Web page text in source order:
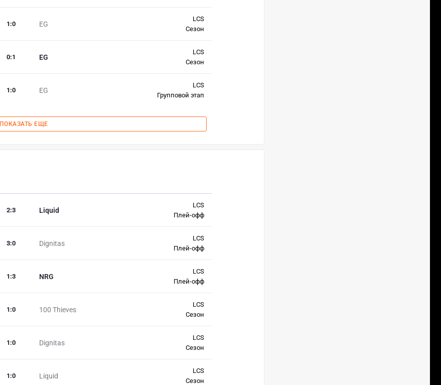
EG
1 :0
LCS
Сезон
EG
0:1
LCS
Сезон
EG
1 :0
LCS
Групповой этап
ПОКАЗАТЬ ЕЩЕ
Liquid
2:3
LCS
Плей-офф
Dignitas
3:0
LCS
Плей-офф
NRG
1 :3
LCS
Плей-офф
100 Thieves
1 :0
LCS
Сезон
Dignitas
1 :0
LCS
Сезон
Liquid
1 :0
LCS
Сезон